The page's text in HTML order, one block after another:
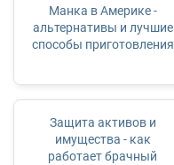
Манка в Америке -
альтернативы и лучшие
способы приготовления
Защита активов и
имущества - как
работает брачный